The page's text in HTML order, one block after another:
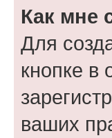
Как мне
Для
кнопке
ваших